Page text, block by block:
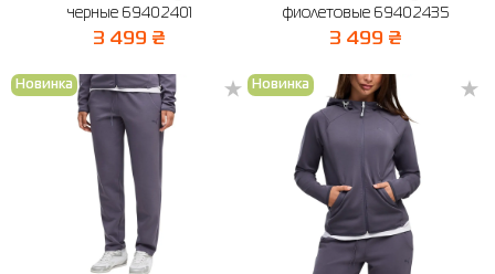
черные 69402401
3 499 ₴
фиолетовые 69402435
3 499 ₴
Новинка Новинка